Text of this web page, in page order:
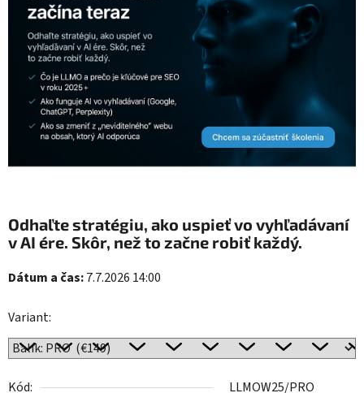
Odhaľte stratégiu, ako uspieť vo vyhľadávaní
v AI ére. Skôr, než to začne robiť každý.
Dátum a čas:7.7.2026 14:00
Variant:
Kód: LLMOW25/PRO